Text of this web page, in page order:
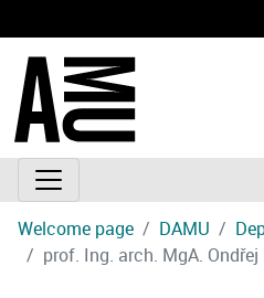
Welcome page DAMU
prof. Ing. arch. MgA. Ondřej